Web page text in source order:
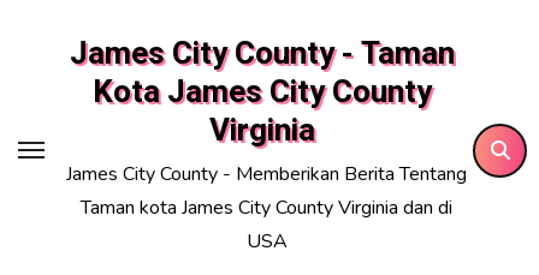
James City County - Taman
Kota James City County
Virginia
James City County - Memberikan Berita Tentang
Taman kota James City County Virginia dan di
USA